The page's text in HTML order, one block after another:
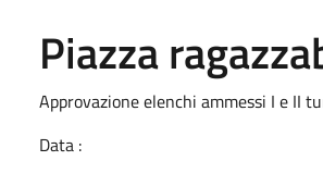
Piazza
Approvazione elenchi ammessi I e II
Data :